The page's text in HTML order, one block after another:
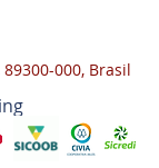
89300-000, Brasil